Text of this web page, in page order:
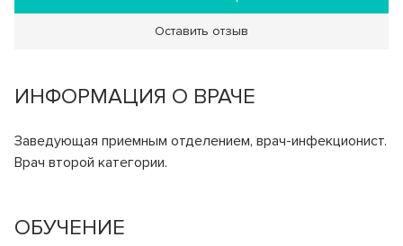
Оставить отзыв
ИНФОРМАЦИЯ О ВРАЧЕ
Заведующая приемным отделением, врач-инфекционист.
Врач второй категории.
ОБУЧЕНИЕ
Клинико-диагностическая лаборатория (КДЛ)
Как сообщить об отсутствии медицинского документа